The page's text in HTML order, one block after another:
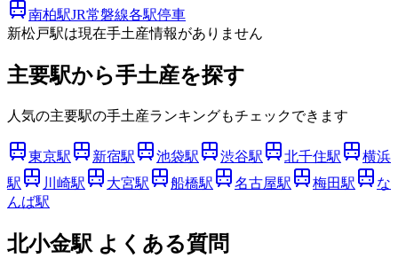
南柏駅JR常磐線各駅停車
新松戸駅は現在手土産情報がありません
主要駅から手土産を探す
人気の主要駅の手土産ランキングもチェックできます
東京駅 新宿駅 池袋駅 渋谷駅 北千住駅
横浜
駅
川崎駅 大宮駅 船橋駅 名古屋駅 梅田駅
な
んば駅
北小金駅 よくある質問